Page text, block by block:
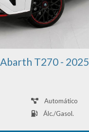
Abarth T270 - 2025
Automático
Álc./Gasol.